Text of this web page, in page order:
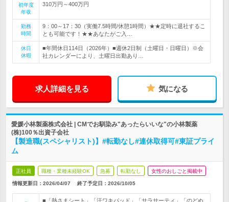
初年度
年収
310万円～400万円
勤務
時間
9：00～17：30（実働7.5時間/休憩1時間）★★定時に退社するこ
とも可能です！★★あなたがご入…
休日
休暇
■年間休日114日（2026年）■週休2日制（土曜日・日曜日）※会
社カレンダーにより、土曜日出勤あり…
求人詳細を見る 気になる
愛媛小林製薬株式会社 | CMでお馴染み"あったらいいな"の小林製薬
(株)100％出資子会社
【製造職(スペシャリスト)】#転勤なし#連休取得可#東証プライ
ム
正社員 職種・業種未経験OK 急募 転勤なし 女性のおしごと掲載中
情報更新日：2026/04/07 終了予定日： 2026/10/05
■「熱さまシート」「汗ワキパッド」「サラサーティ」「のどぬ